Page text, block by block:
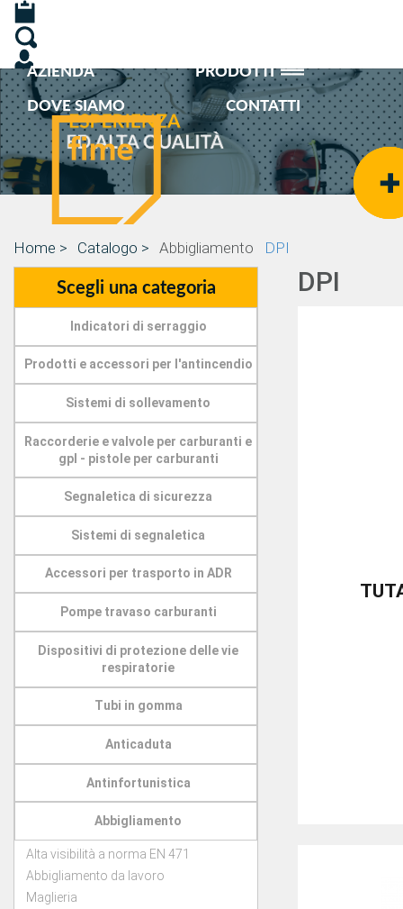
AZIENDA
PRODOTTI
DOVE SIAMO
CONTATTI
Home > Catalogo > Abbigliamento DPI
Scegli una categoria
Indicatori di serraggio
Prodotti e accessori per l'antincendio
Sistemi di sollevamento
Raccorderie e valvole per carburanti e
gpl - pistole per carburanti
Segnaletica di sicurezza
Sistemi di segnaletica
Accessori per trasporto in ADR
Pompe travaso carburanti
Dispositivi di protezione delle vie
respiratorie
Tubi in gomma
Anticaduta
Antinfortunistica
Abbigliamento
Alta visibilità a norma EN 471
Abbigliamento da lavoro
Maglieria
DPI